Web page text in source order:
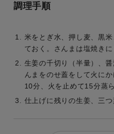
調理手順
米をとぎ水、押し麦、黒
ておく。さんまは塩焼きに
生姜の千切り（半量）、
んまをのせ蓋をして火に
10分、火を止めて15分蒸ら
仕上げに残りの生姜、三つ